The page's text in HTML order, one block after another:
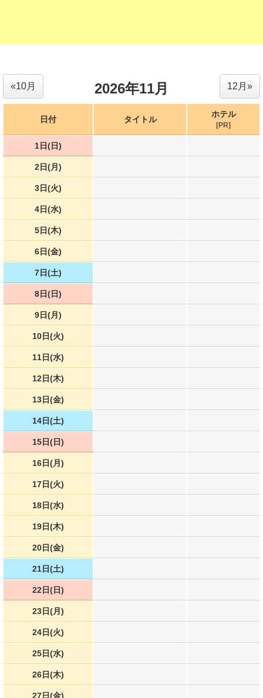
2026年11月 12月»
«10月
日付 タイトル
ホテル
[PR]
1日(日)
2日(月)
3日(火)
4日(水)
5日(木)
6日(金)
7日(土)
8日(日)
9日(月)
10日(火)
11日(水)
12日(木)
13日(金)
14日(土)
15日(日)
16日(月)
17日(火)
18日(水)
19日(木)
20日(金)
21日(土)
22日(日)
23日(月)
24日(火)
25日(水)
26日(木)
27日(金)